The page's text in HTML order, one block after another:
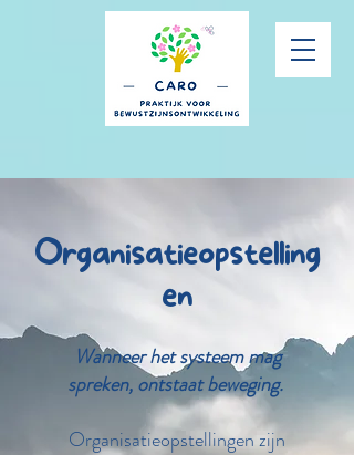
Organisatieopstelling
en
Wanneer het systeem mag
spreken, ontstaat beweging.
Organisatieopstellingen zijn